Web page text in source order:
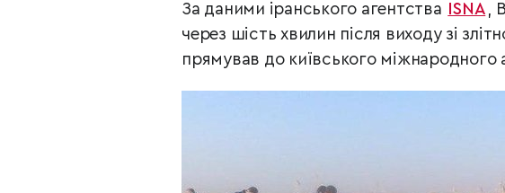
За даними іранського агентства ISNA ,
через шість хвилин після виходу зі
прямував до київського міжнародного